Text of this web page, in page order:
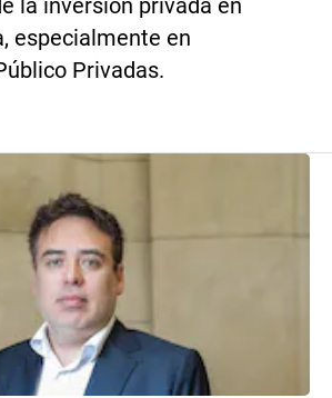
la inversión privada en
especialmente en
Privadas.